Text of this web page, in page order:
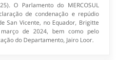
O Parlamento do MERCOSUL
de condenação e repúdio
San Vicente, no Equador, Brigitte
de 2024, bem como pelo
do Departamento, Jairo Loor.